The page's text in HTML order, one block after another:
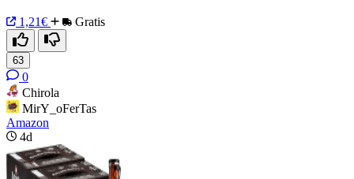
1,21€ Gratis
63
0
Chirola
MirY_oFerTas
Amazon
4d